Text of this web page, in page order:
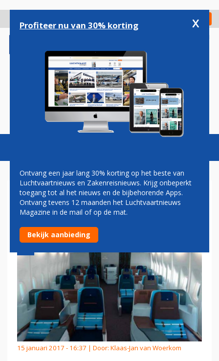
gaan
Check in
Magazine Podcasts Vacatures
KLM BLIJFT INVESTEREN IN
AIRBUS-VLOOT
15 januari 2017 - 16:37 | Door: Klaas-Jan van Woerkom
Profiteer nu van 30% korting x
Ontvang een jaar lang 30% korting op het beste van
Luchtvaartnieuws en Zakenreisnieuws. Krijg onbeperkt
toegang tot al het nieuws en de bijbehorende Apps.
Ontvang tevens 12 maanden het Luchtvaartnieuws
Magazine in de mail of op de mat.
Bekijk aanbieding